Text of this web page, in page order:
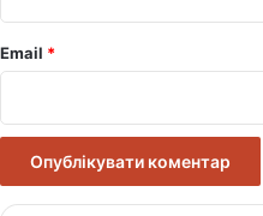
Email *